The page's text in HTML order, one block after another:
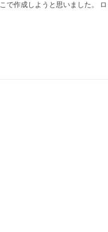
で作成しようと思いました。 ロ